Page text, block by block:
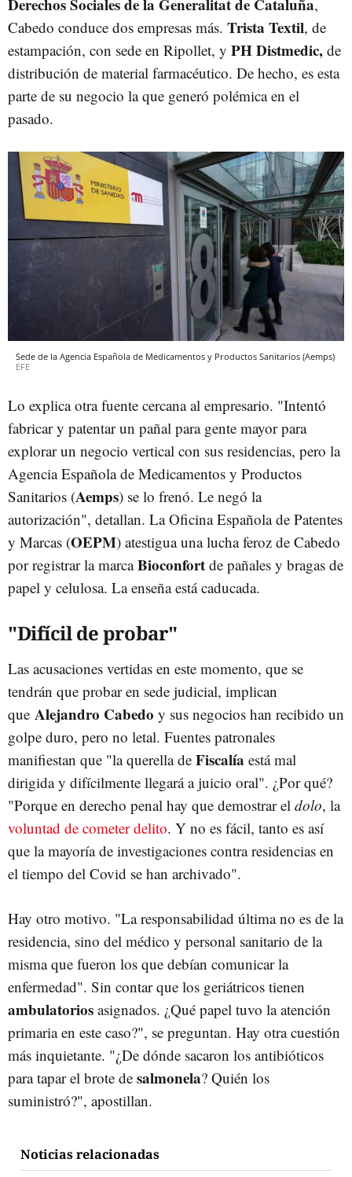
,
Cabedo conduce dos empresas más. Trista Textil, de
estampación, con sede en Ripollet, y PH Distmedic, de
distribución de material farmacéutico. De hecho, es esta
parte de su negocio la que generó polémica en el
pasado.
Sede de la Agencia Española de Medicamentos y Productos Sanitarios (Aemps)
EFE
Lo explica otra fuente cercana al empresario. "Intentó
fabricar y patentar un pañal para gente mayor para
explorar un negocio vertical con sus residencias, pero la
Agencia Española de Medicamentos y Productos
Sanitarios (Aemps) se lo frenó. Le negó la
autorización", detallan. La Oficina Española de Patentes
y Marcas (OEPM) atestigua una lucha feroz de Cabedo
por registrar la marcaBioconfort de pañales y bragas de
papel y celulosa. La enseña está caducada.
"Difícil de probar"
Las acusaciones vertidas en este momento, que se
tendrán que probar en sede judicial, implican
que Alejandro Cabedo y sus negocios han recibido un
golpe duro, pero no letal. Fuentes patronales
manifiestan que "la querella de Fiscalía está mal
dirigida y difícilmente llegará a juicio oral". ¿Por qué?
"Porque en derecho penal hay que demostrar el dolo, la
voluntad de cometer delito. Y no es fácil, tanto es así
que la mayoría de investigaciones contra residencias en
el tiempo del Covid se han archivado".
Hay otro motivo. "La responsabilidad última no es de la
residencia, sino del médico y personal sanitario de la
misma que fueron los que debían comunicar la
enfermedad". Sin contar que los geriátricos tienen
ambulatorios asignados. ¿Qué papel tuvo la atención
primaria en este caso?", se preguntan. Hay otra cuestión
más inquietante. "¿De dónde sacaron los antibióticos
para tapar el brote de salmonela? Quién los
suministró?", apostillan.
Noticias relacionadas